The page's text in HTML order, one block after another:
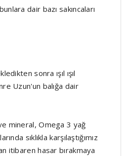
dair bazı sakıncaları
sonra ışıl ışıl
Uzun'un balığa dair
mineral, Omega 3 yağ
sıklıkla karşılaştığımız
itibaren hasar bırakmaya